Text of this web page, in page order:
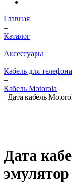
Главная
–
Каталог
–
Аксессуары
–
Кабель для телефона
–
Кабель Motorola
–Дата кабель
Дата